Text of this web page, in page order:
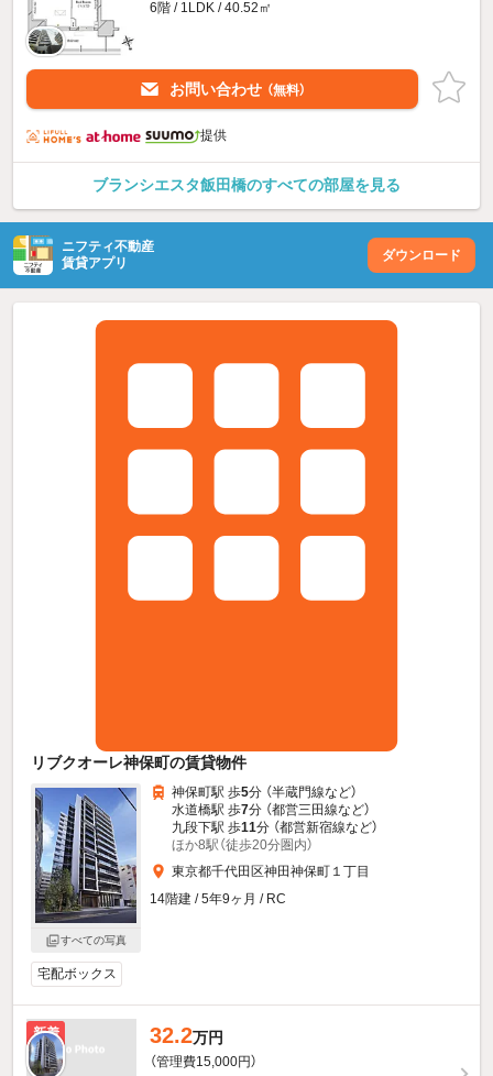
6階 / 1LDK / 40.52㎡
お問い合わせ （無料）
提供
ブランシエスタ飯田橋のすべての部屋を見る
ニフティ不動産
賃貸アプリ
ダウンロード
リブクオーレ神保町の賃貸物件
すべての写真
神保町駅 歩5分 （半蔵門線など）
水道橋駅 歩7分 （都営三田線など）
九段下駅 歩11分 （都営新宿線など）
ほか8駅（徒歩20分圏内）
東京都千代田区神田神保町１丁目
14階建 / 5年9ヶ月 / RC
宅配ボックス
新着 32.2万円
（管理費15,000円）